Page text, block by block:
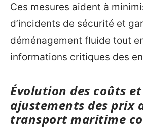
Ces mesures aident à
d’incidents de sécurité et
déménagement fluide tout
informations critiques des
Évolution des coûts et
ajustements des prix
transport maritime